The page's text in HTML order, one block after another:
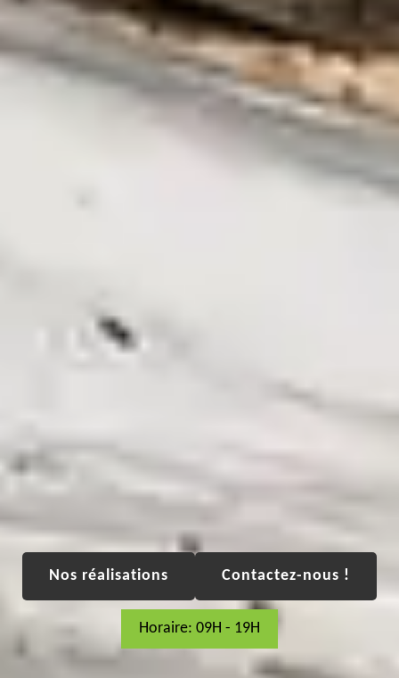
Nos réalisations Contactez-nous !
Horaire: 09H - 19H